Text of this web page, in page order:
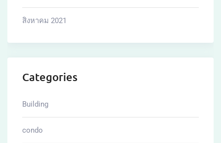
สิงหาคม 2021
Categories
Building
condo